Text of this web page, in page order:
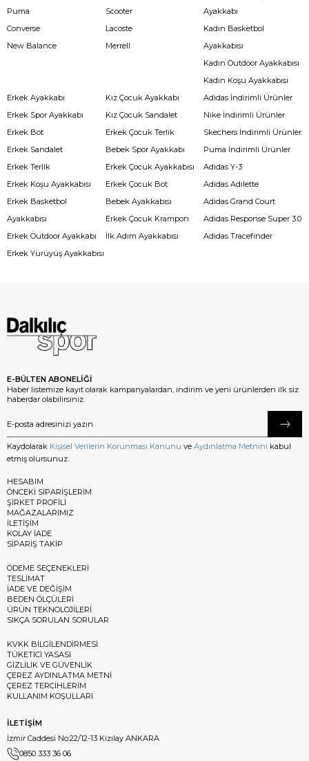
Puma
Converse
New Balance
Scooter
Lacoste
Merrell
Ayakkabı
Kadın Basketbol
Ayakkabısı
Kadın Outdoor Ayakkabısı
Kadın Koşu Ayakkabısı
Erkek Ayakkabı
Erkek Spor Ayakkabı
Erkek Bot
Erkek Sandalet
Erkek Terlik
Erkek Koşu Ayakkabısı
Erkek Basketbol
Ayakkabısı
Erkek Outdoor Ayakkabı
Erkek Yürüyüş Ayakkabısı
Kız Çocuk Ayakkabı
Kız Çocuk Sandalet
Erkek Çocuk Terlik
Bebek Spor Ayakkabı
Erkek Çocuk Ayakkabısı
Erkek Çocuk Bot
Bebek Ayakkabısı
Erkek Çocuk Krampon
İlk Adım Ayakkabısı
Adidas İndirimli Ürünler
Nike İndirimli Ürünler
Skechers İndirimli Ürünler
Puma İndirimli Ürünler
Adidas Y-3
Adidas Adilette
Adidas Grand Court
Adidas Response Super 3.0
Adidas Tracefinder
E-BÜLTEN ABONELİĞİ
Haber listemize kayıt olarak kampanyalardan, indirim ve yeni ürünlerden ilk siz
haberdar olabilirsiniz.
Kaydolarak Kişisel Verilerin Korunması Kanunu ve Aydınlatma Metnini kabul
etmiş olursunuz.
HESABIM
ÖNCEKİ SİPARİŞLERİM
ŞİRKET PROFİLİ
MAĞAZALARIMIZ
İLETİŞİM
KOLAY İADE
SİPARİŞ TAKİP
ÖDEME SEÇENEKLERİ
TESLİMAT
İADE VE DEĞİŞİM
BEDEN ÖLÇÜLERİ
ÜRÜN TEKNOLOJİLERİ
SIKÇA SORULAN SORULAR
KVKK BİLGİLENDİRMESİ
TÜKETİCİ YASASI
GİZLİLİK VE GÜVENLİK
ÇEREZ AYDINLATMA METNİ
ÇEREZ TERCİHLERİM
KULLANIM KOŞULLARI
İLETİŞİM
İzmir Caddesi No:22/12-13 Kızılay ANKARA
0850 333 36 06